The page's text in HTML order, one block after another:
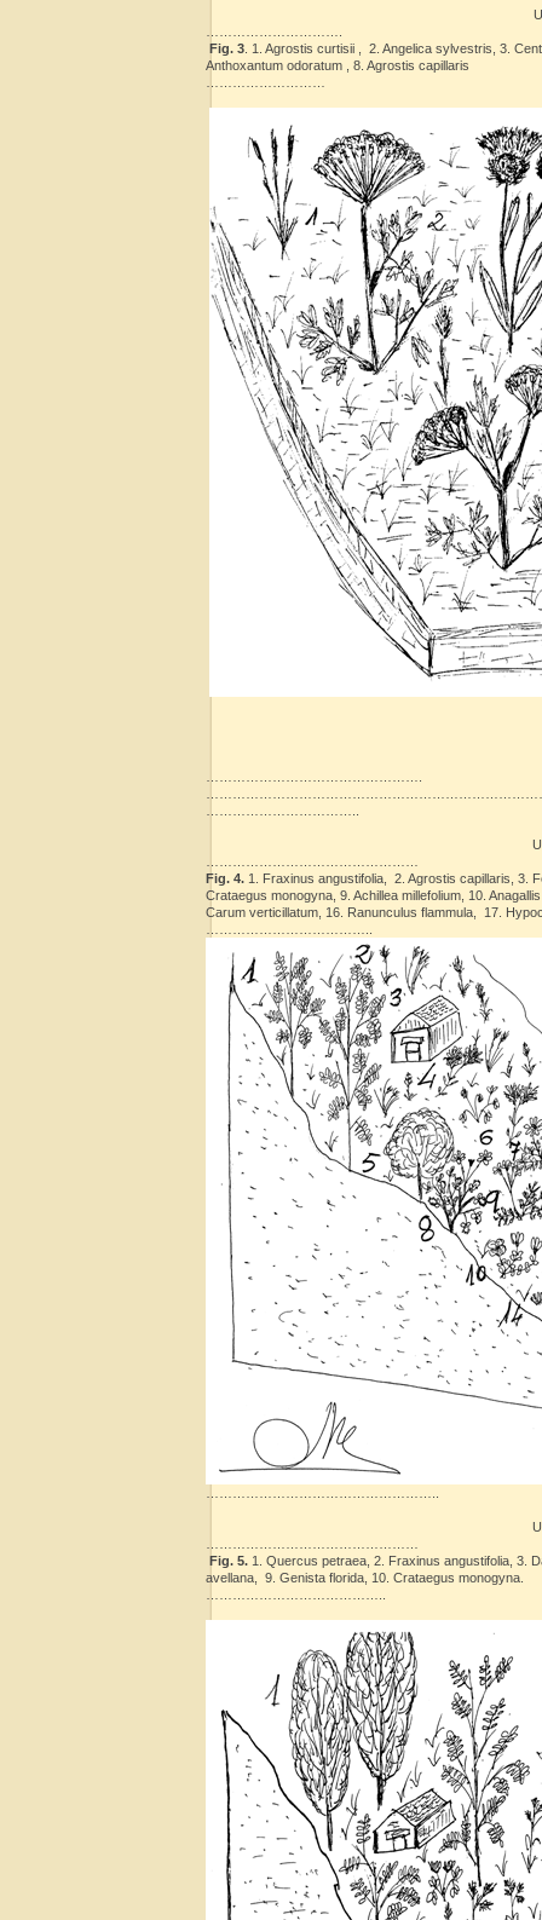
Fig. 3 . 1. Agrostis curtisii , 2. Angelica sylvestris,
Anthoxantum odoratum , 8. Agrostis capillaris
Fig. 4. 1. Fraxinus angustifolia, 2. Agrostis capillaris, 3.
Crataegus monogyna, 9. Achillea millefolium, 10.
Carum verticillatum, 16. Ranunculus flammula, 17.
Fig. 5. 1. Quercus petraea, 2. Fraxinus angustifolia, 3.
avellana, 9. Genista florida, 10. Crataegus monogyna.